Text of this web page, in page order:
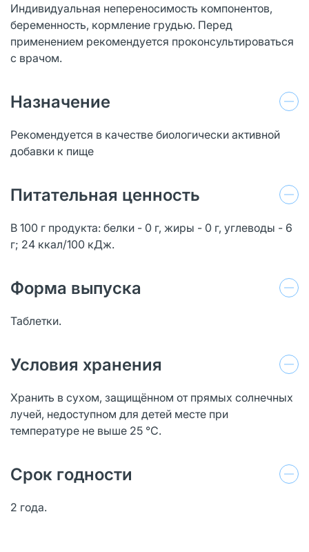
Индивидуальная непереносимость компонентов,
беременность, кормление грудью. Перед
применением рекомендуется проконсультироваться
с врачом.
Назначение
Рекомендуется в качестве биологически активной
добавки к пище
Питательная ценность
В 100 г продукта: белки - 0 г, жиры - 0 г, углеводы - 6
г; 24 ккал/100 кДж.
Форма выпуска
Таблетки.
Условия хранения
Хранить в сухом, защищённом от прямых солнечных
лучей, недоступном для детей месте при
температуре не выше 25 °С.
Срок годности
2 года.